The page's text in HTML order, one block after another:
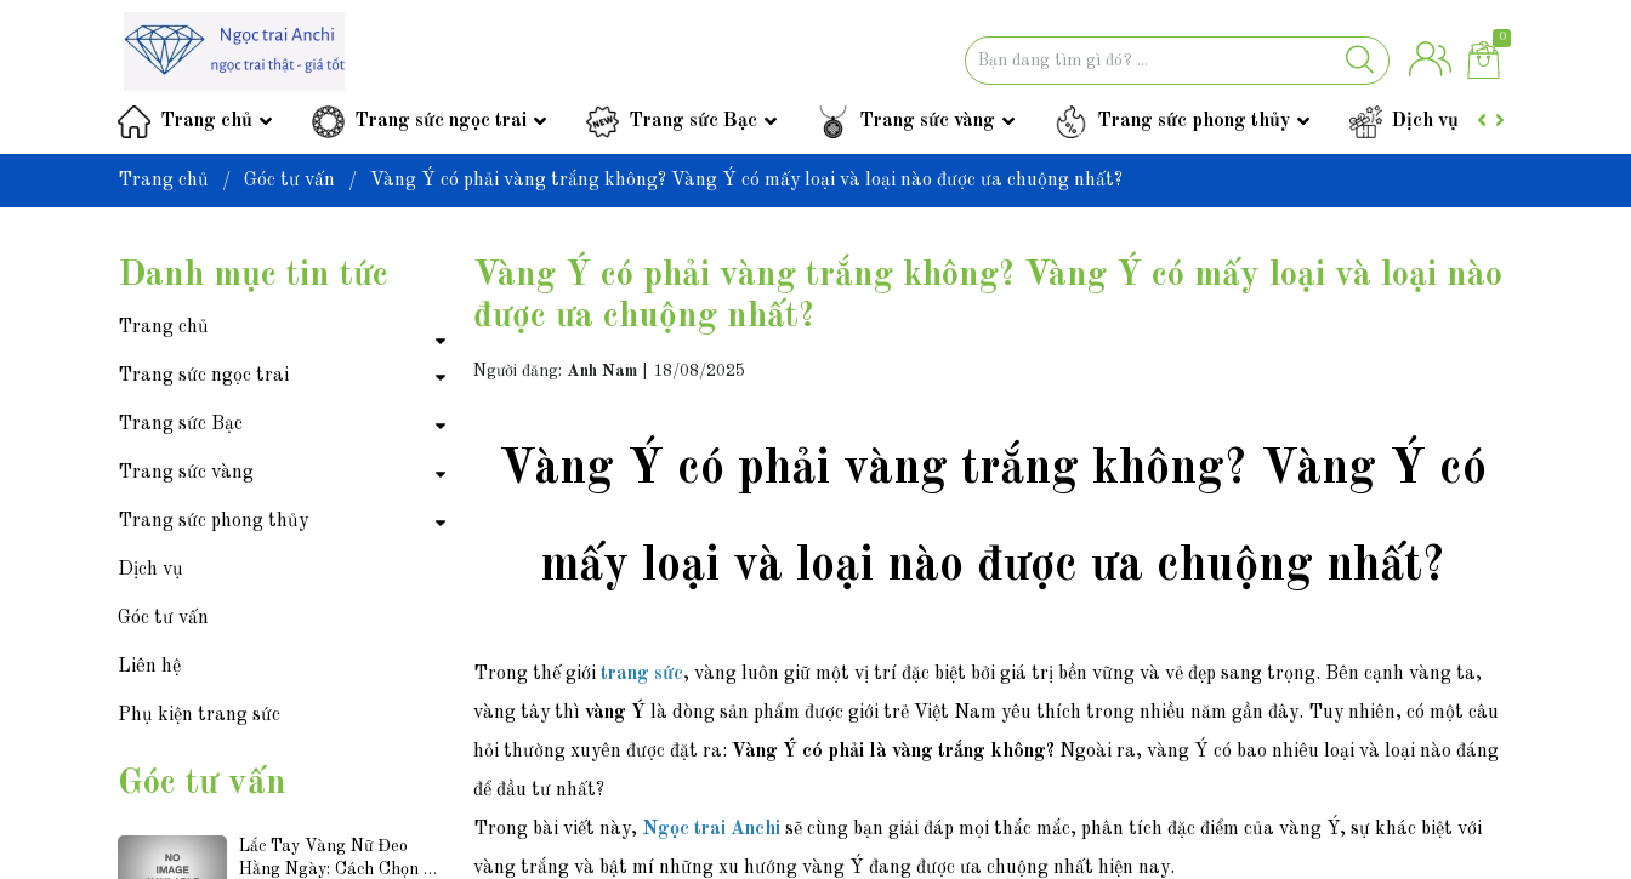
0
Trang chủ Trang sức ngọc trai Trang sức Bạc Trang sức vàng Trang sức phong thủy Dịch vụ
Trang chủ / Góc tư vấn / Vàng Ý có phải vàng trắng không? Vàng Ý có mấy loại và loại nào được ưa chuộng nhất?
Vàng Ý có phải vàng trắng không? Vàng Ý có mấy loại và loại nào
được ưa chuộng nhất?
Người đăng: Anh Nam| 18/08/2025
Vàng Ý có phải vàng trắng không? Vàng Ý có
mấy loại và loại nào được ưa chuộng nhất?
Trong thế giớitrang sức, vàng luôn giữ một vị trí đặc biệt bởi giá trị bền vững và vẻ đẹp sang trọng. Bên cạnh vàng ta,
vàng tây thì vàng Ý là dòng sản phẩm được giới trẻ Việt Nam yêu thích trong nhiều năm gần đây. Tuy nhiên, có một câu
hỏi thường xuyên được đặt ra: Vàng Ý có phải là vàng trắng không? Ngoài ra, vàng Ý có bao nhiêu loại và loại nào đáng
để đầu tư nhất?
Trong bài viết này, Ngọc trai Anchisẽ cùng bạn giải đáp mọi thắc mắc, phân tích đặc điểm của vàng Ý, sự khác biệt với
vàng trắng và bật mí những xu hướng vàng Ý đang được ưa chuộng nhất hiện nay.
Danh mục tin tức
Trang chủ
Trang sức ngọc trai
Trang sức Bạc
Trang sức vàng
Trang sức phong thủy
Dịch vụ
Góc tư vấn
Liên hệ
Phụ kiện trang sức
Góc tư vấn
Lắc Tay Vàng Nữ Đeo
Hằng Ngày: Cách Chọn